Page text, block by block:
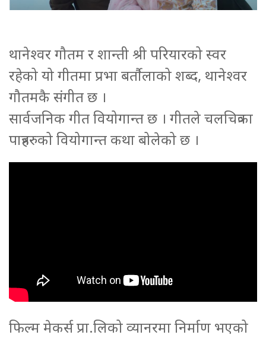
थानेश्वर गौतम र शान्ती श्री परियारको स्वर
रहेको यो गीतमा प्रभा बर्तौलाको शब्द, थानेश्वर
गौतमकै संगीत छ ।
सार्वजनिक गीत वियोगान्त छ । गीतले चलचित्रका
पात्रहरुको वियोगान्त कथा बोलेको छ ।
फिल्म मेकर्स प्रा.लिको व्यानरमा निर्माण भएको